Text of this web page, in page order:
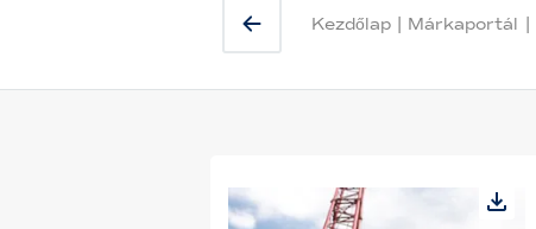
Kezdőlap Márkaportál